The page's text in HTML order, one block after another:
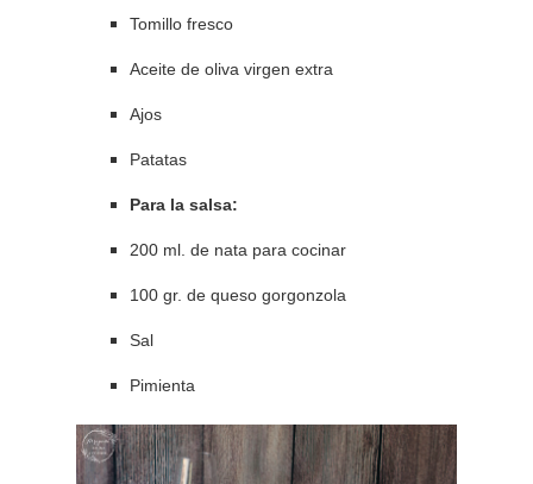
Tomillo fresco
Aceite de oliva virgen extra
Ajos
Patatas
Para la salsa:
200 ml. de nata para cocinar
100 gr. de queso gorgonzola
Sal
Pimienta